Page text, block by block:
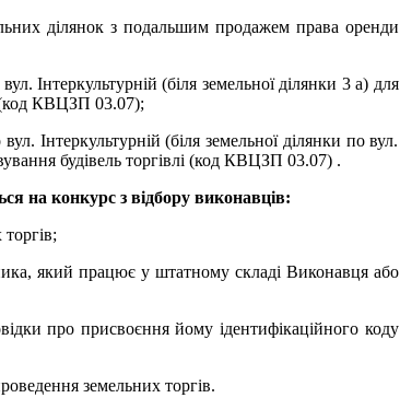
ділянок з подальшим продажем права оренди
Інтеркультурній (біля земельної ділянки 3 а) для
(код КВЦЗП 03.07);
Інтеркультурній (біля земельної ділянки по вул.
будівель торгівлі (код КВЦЗП 03.07) .
на конкурс з відбору виконавців:
який працює у штатному складі Виконавця або
про присвоєння йому ідентифікаційного коду
земельних торгів.